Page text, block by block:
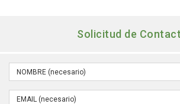
Solicitud de